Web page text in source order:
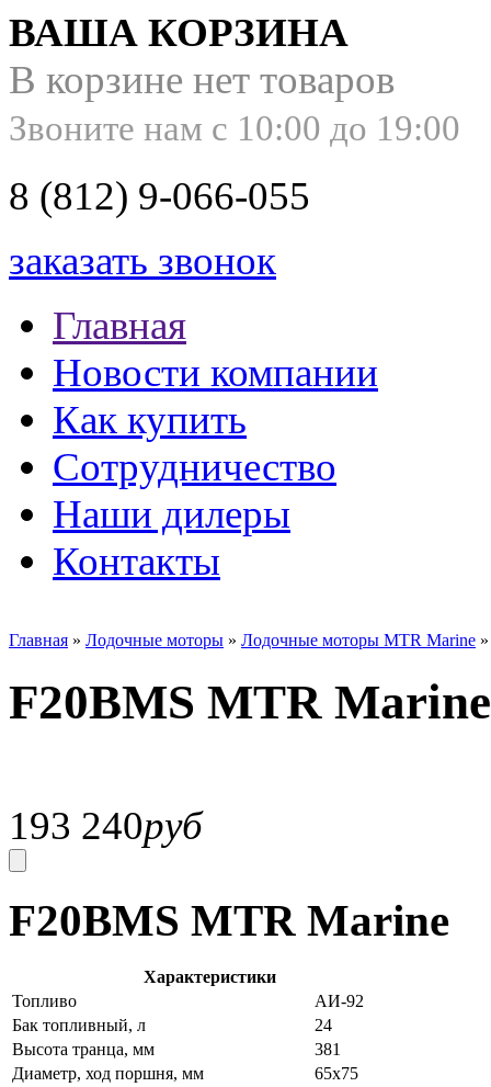
ВАША КОРЗИНА
В корзине нет товаров
Звоните нам с 10:00 до 19:00
8 (812) 9-066-055
заказать звонок
Главная
Новости компании
Как купить
Сотрудничество
Наши дилеры
Контакты
Главная » Лодочные моторы » Лодочные моторы MTR Marine
F20BMS MTR Marine
193 240руб
F20BMS MTR Marine
Характеристики
Топливо
АИ-92
Бак топливный, л
24
Высота транца, мм
381
Диаметр, ход поршня, мм
65х75